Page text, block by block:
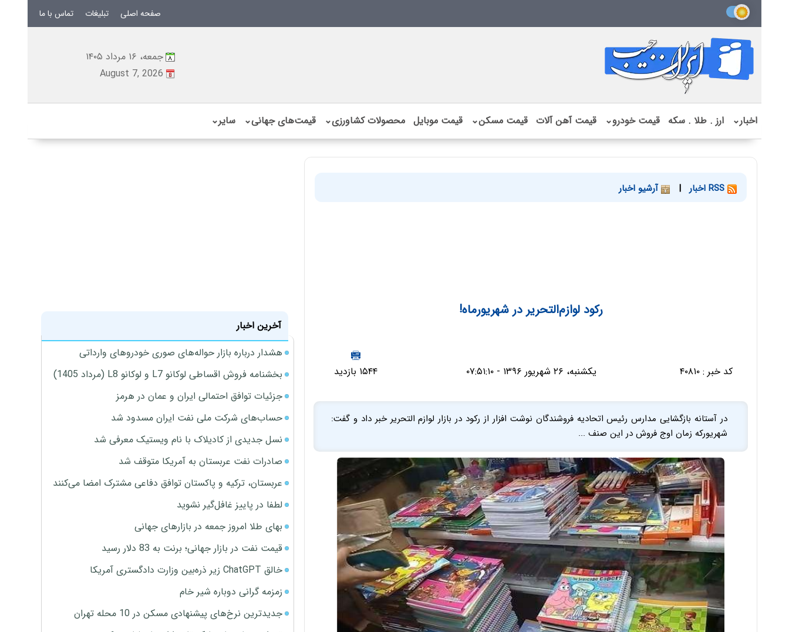
صفحه اصلی تبلیغات تماس با ما
جمعه، ۱۶ مرداد ۱۴۰۵
August 7, 2026
اخبار⌄ ارز . طلا . سکه قیمت خودرو⌄ قیمت آهن آلات قیمت مسکن⌄ قیمت موبایل محصولات کشاورزی⌄ قیمت‌های جهانی⌄ سایر⌄
| آرشیو اخبار
رکود لوازم‌التحریر در شهریورماه!
کد خبر : ۴۰۸۱۰ یکشنبه، ۲۶ شهریور ۱۳۹۶ - ۰۷:۵۱:۱۰ ۱۵۴۴ بازدید
در آستانه بازگشایی مدارس رئیس اتحادیه فروشندگان نوشت افزار از رکود در بازار لوازم التحریر خبر داد و گفت:
شهریورکه زمان اوج فروش در این صنف ...
آخرین اخبار
هشدار درباره بازار حواله‌های صوری خودروهای وارداتی
بخشنامه فروش اقساطی لوکانو L7 و لوکانو L8 (مرداد 1405)
جزئیات توافق احتمالی ایران و عمان در هرمز
حساب‌های شرکت ملی نفت ایران مسدود شد
نسل جدیدی از کادیلاک با نام ویستیک معرفی شد
صادرات نفت عربستان به آمریکا متوقف شد
عربستان، ترکیه و پاکستان توافق دفاعی مشترک امضا می‌کنند
لطفا در پاییز غافل‌گیر نشوید
بهای طلا امروز جمعه در بازارهای جهانی
قیمت نفت در بازار جهانی؛ برنت به 83 دلار رسید
خالق ChatGPT زیر ذره‌بین وزارت دادگستری آمریکا
زمزمه گرانی دوباره شیر خام
جدیدترین نرخ‌های پیشنهادی مسکن در 10 محله تهران